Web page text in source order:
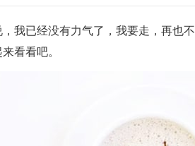
已经没有力气了，我要走，再也
看看吧。